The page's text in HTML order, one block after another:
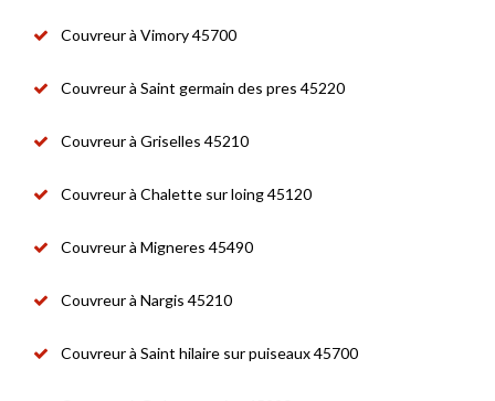
Couvreur à Vimory 45700
Couvreur à Saint germain des pres 45220
Couvreur à Griselles 45210
Couvreur à Chalette sur loing 45120
Couvreur à Migneres 45490
Couvreur à Nargis 45210
Couvreur à Saint hilaire sur puiseaux 45700